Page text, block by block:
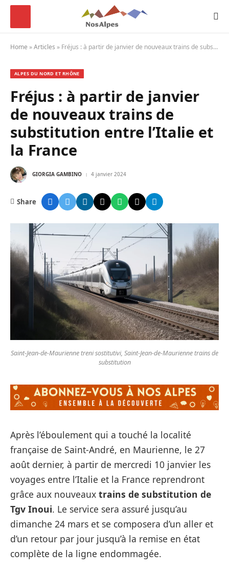
Home »Articles » Fréjus : à partir de janvier de nouveaux trains de substitution entre l’Italie et la France
ALPES DU NORD ET RHÔNE
Fréjus : à partir de janvier
de nouveaux trains de
substitution entre l’Italie et
la France
GIORGIA GAMBINO 4 janvier 2024
Share
Saint-Jean-de-Maurienne treni sostitutivi, Saint-Jean-de-Maurienne trains de
substitution
Après l’éboulement qui a touché la localité
française de Saint-André, en Maurienne, le 27
août dernier, à partir de mercredi 10 janvier les
voyages entre l’Italie et la France reprendront
grâce aux nouveaux trains de substitution de
Tgv Inoui. Le service sera assuré jusqu’au
dimanche 24 mars et se composera d’un aller et
d’un retour par jour jusqu’à la remise en état
complète de la ligne endommagée.